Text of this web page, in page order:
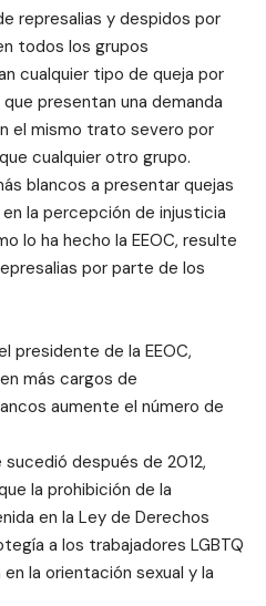
represalias y despidos por
todos los grupos
cualquier tipo de queja por
presentan una demanda
el mismo trato severo por
cualquier otro grupo.
blancos a presentar quejas
la percepción de injusticia
lo ha hecho la EEOC, resulte
por parte de los
presidente de la EEOC,
más cargos de
aumente el número de
después de 2012,
la prohibición de la
en la Ley de Derechos
a los trabajadores LGBTQ
la orientación sexual y la